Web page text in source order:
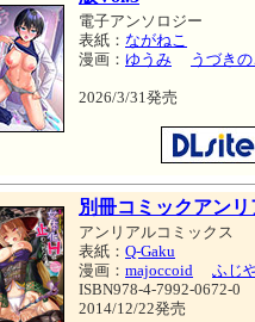
電子アンソロジー
表紙： ながねこ
漫画： ゆうみ うづき
2026/3/31発売
別冊コミックアン
アンリアルコミックス
表紙： Q-Gaku
漫画： majoccoid
ふじ
ISBN978-4-7992-0672-0
2014/12/22発売